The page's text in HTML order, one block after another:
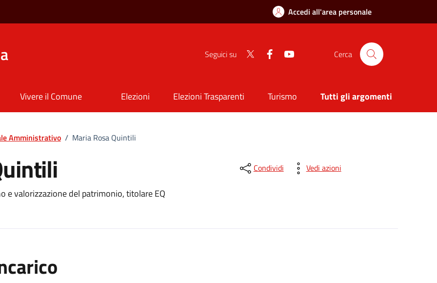
Accedi all'area personale
Seguici su Twitter Facebook Cerca
Vivere il Comune Elezioni Elezioni Trasparenti Turismo Tutti gli argomenti
Amministrativo / Maria Rosa Quintili
e valorizzazione del patrimonio, titolare EQ
Condividi Vedi azioni